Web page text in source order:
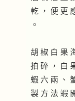
乾 ， 便 更
。
胡 椒 白 果
拍 碎 ， 白
蝦 六 兩 、
製 方 法 蝦